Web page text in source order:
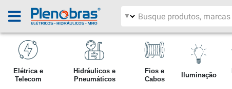
Filtrar por área
Pesquisar produtos
Elétrica e
Telecom
Hidráulicos e
Pneumáticos
Fios e
Cabos
Iluminação